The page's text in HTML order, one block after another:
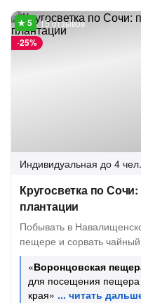
-25%
15 отзывов
Индивидуальная до 4 чел.
Кругосветка по
плантации
Побывать в
пещере и сорвать
«Воронцовская
для посещения пещера
края»